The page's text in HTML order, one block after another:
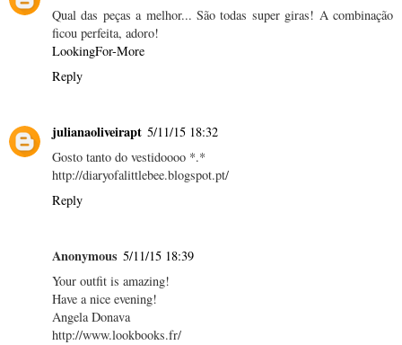
Qual das peças a melhor... São todas super giras! A combinação
ficou perfeita, adoro!
LookingFor-More
Reply
julianaoliveirapt 5/11/15 18:32
Gosto tanto do vestidoooo *.*
http://diaryofalittlebee.blogspot.pt/
Reply
Anonymous 5/11/15 18:39
Your outfit is amazing!
Have a nice evening!
Angela Donava
http://www.lookbooks.fr/